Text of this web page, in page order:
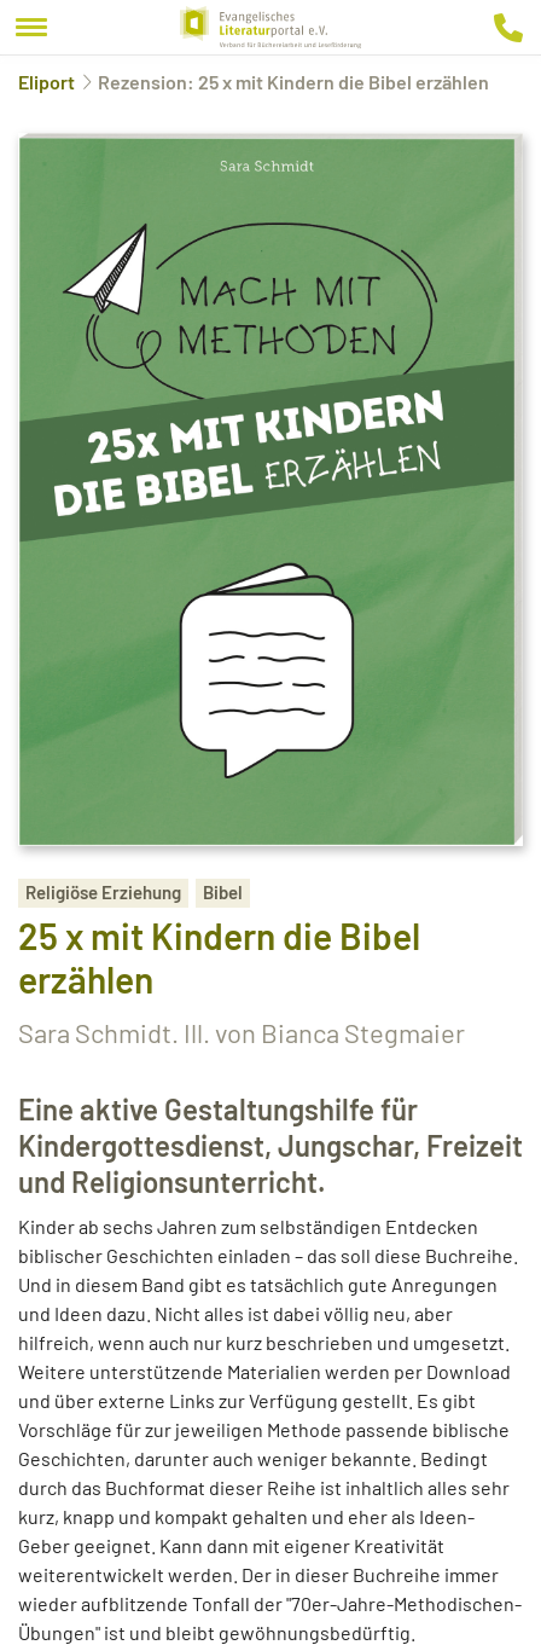
Eliport Rezension: 25 x mit Kindern die Bibel erzählen
Religiöse Erziehung Bibel
25 x mit Kindern die Bibel
erzählen
Sara Schmidt. Ill. von Bianca Stegmaier
Eine aktive Gestaltungshilfe für
Kindergottesdienst, Jungschar, Freizeit
und Religionsunterricht.
Kinder ab sechs Jahren zum selbständigen Entdecken
biblischer Geschichten einladen – das soll diese Buchreihe.
Und in diesem Band gibt es tatsächlich gute Anregungen
und Ideen dazu. Nicht alles ist dabei völlig neu, aber
hilfreich, wenn auch nur kurz beschrieben und umgesetzt.
Weitere unterstützende Materialien werden per Download
und über externe Links zur Verfügung gestellt. Es gibt
Vorschläge für zur jeweiligen Methode passende biblische
Geschichten, darunter auch weniger bekannte. Bedingt
durch das Buchformat dieser Reihe ist inhaltlich alles sehr
kurz, knapp und kompakt gehalten und eher als Ideen-
Geber geeignet. Kann dann mit eigener Kreativität
weiterentwickelt werden. Der in dieser Buchreihe immer
wieder aufblitzende Tonfall der "70er-Jahre-Methodischen-
Übungen" ist und bleibt gewöhnungsbedürftig.